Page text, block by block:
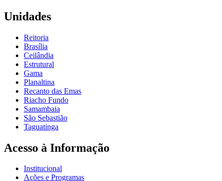
Unidades
Reitoria
Brasília
Ceilândia
Estrutural
Gama
Planaltina
Recanto das Emas
Riacho Fundo
Samambaia
São Sebastião
Taguatinga
Acesso à Informação
Institucional
Ações e Programas